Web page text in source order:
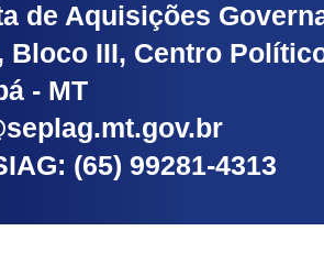
de Aquisições
Bloco III, Centro
- MT
(65) 99281-4313